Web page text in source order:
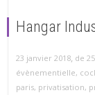
Hangar
23 janvier 2018, de
évènementielle,
paris, privatisation,